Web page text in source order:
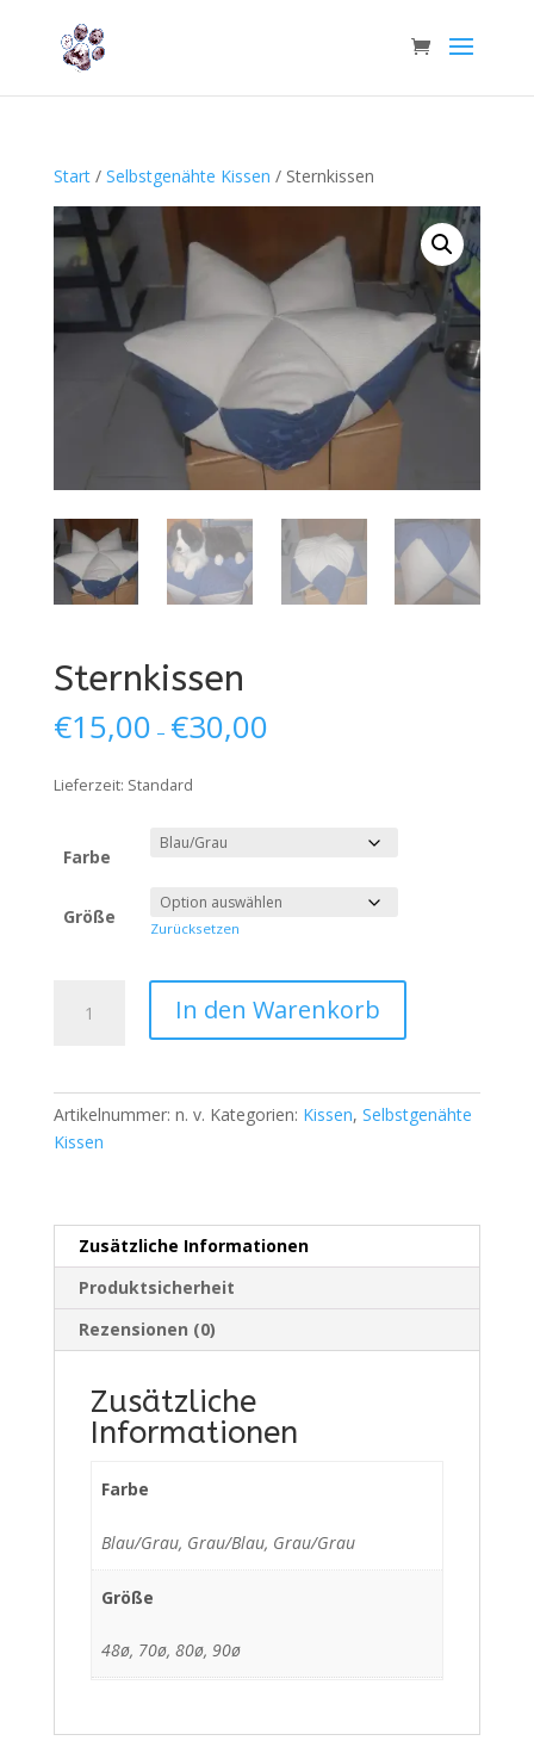
Start/ Selbstgenähte Kissen / Sternkissen
Sternkissen
€15,00 – €30,00
Lieferzeit: Standard
Farbe
Größe
Zurücksetzen
Menge
In den Warenkorb
Artikelnummer: n. v. Kategorien: Kissen, Selbstgenähte
Kissen
Zusätzliche Informationen
Produktsicherheit
Rezensionen (0)
Zusätzliche
Informationen
Farbe
Blau/Grau, Grau/Blau, Grau/Grau
Größe
48ø, 70ø, 80ø, 90ø